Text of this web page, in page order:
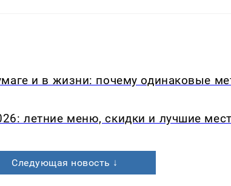
и в жизни: почему одинаковые
летние меню, скидки и лучшие
Следующая новость ↓